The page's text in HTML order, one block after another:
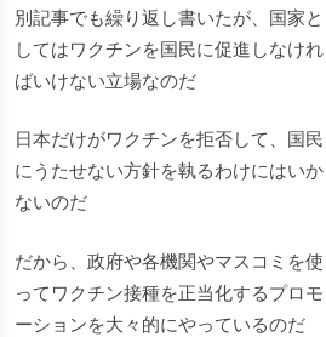
別記事でも繰り返し書いたが、国家と
してはワクチンを国民に促進しなけれ
ばいけない立場なのだ
日本だけがワクチンを拒否して、国民
にうたせない方針を執るわけにはいか
ないのだ
だから、政府や各機関やマスコミを使
ってワクチン接種を正当化するプロモ
ーションを大々的にやっているのだ